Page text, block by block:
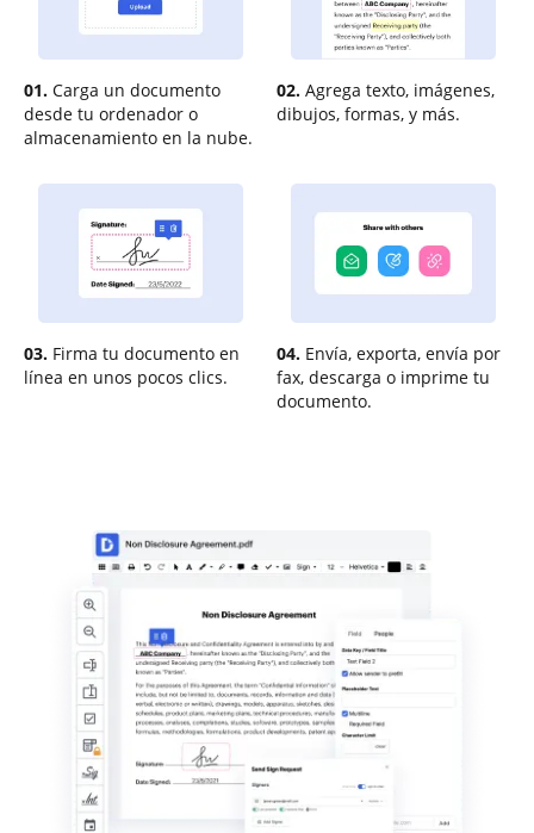
01. Carga un documento
desde tu ordenador o
almacenamiento en la nube.
02. Agrega texto, imágenes,
dibujos, formas, y más.
03. Firma tu documento en
línea en unos pocos clics.
04. Envía, exporta, envía por
fax, descarga o imprime tu
documento.